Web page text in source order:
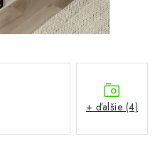
+ ďalšie (4)